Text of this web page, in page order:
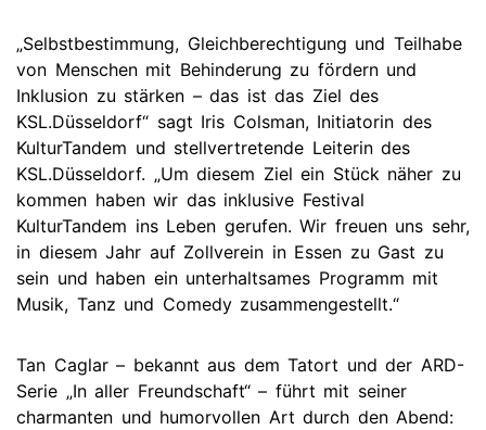
„Selbstbestimmung, Gleichberechtigung und Teilhabe
von Menschen mit Behinderung zu fördern und
Inklusion zu stärken – das ist das Ziel des
KSL.Düsseldorf“ sagt Iris Colsman, Initiatorin des
KulturTandem und stellvertretende Leiterin des
KSL.Düsseldorf. „Um diesem Ziel ein Stück näher zu
kommen haben wir das inklusive Festival
KulturTandem ins Leben gerufen. Wir freuen uns sehr,
in diesem Jahr auf Zollverein in Essen zu Gast zu
sein und haben ein unterhaltsames Programm mit
Musik, Tanz und Comedy zusammengestellt.“
Tan Caglar – bekannt aus dem Tatort und der ARD-
Serie „In aller Freundschaft“ – führt mit seiner
charmanten und humorvollen Art durch den Abend: